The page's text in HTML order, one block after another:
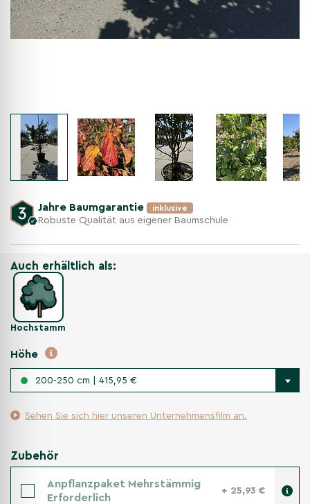
Jahre Baumgarantie inklusive
Robuste Qualität aus eigener Baumschule
Auch erhältlich als:
Hochstamm
Höhe
200-250 cm | 415,95 €
Sehen Sie sich hier unseren Unternehmensfilm an.
Zubehör
Anpflanzpaket Mehrstämmig
Erforderlich
+ 25,93 €